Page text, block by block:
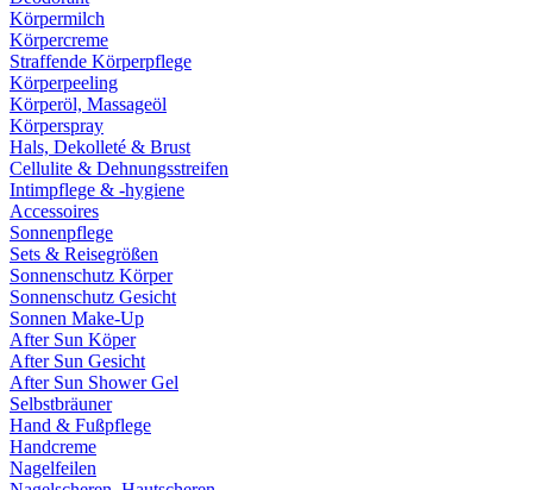
Körpermilch
Körpercreme
Straffende Körperpflege
Körperpeeling
Körperöl, Massageöl
Körperspray
Hals, Dekolleté & Brust
Cellulite & Dehnungsstreifen
Intimpflege & -hygiene
Accessoires
Sonnenpflege
Sets & Reisegrößen
Sonnenschutz Körper
Sonnenschutz Gesicht
Sonnen Make-Up
After Sun Köper
After Sun Gesicht
After Sun Shower Gel
Selbstbräuner
Hand & Fußpflege
Handcreme
Nagelfeilen